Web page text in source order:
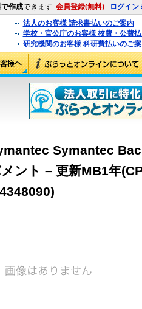
作成できます 会員登録(無料) ログイン
法人のお客様 請求書払いのご案内
学校・官公庁のお客様 校費・公費
研究機関のお客様 科研費払いのご
Symantec
ント – 更新MB1年